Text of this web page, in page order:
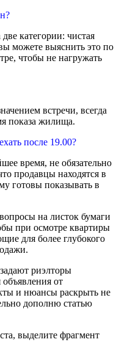
категории: чистая
можете выяснить это по
чтобы не нагружать
встречи, всегда
показа жилища.
после 19.00?
время, не обязательно
продавцы находятся в
готовы показывать в
на листок бумаги
при осмотре квартиры
для более глубокого
риэлторы
от
и нюансы раскрыть не
дополню статью